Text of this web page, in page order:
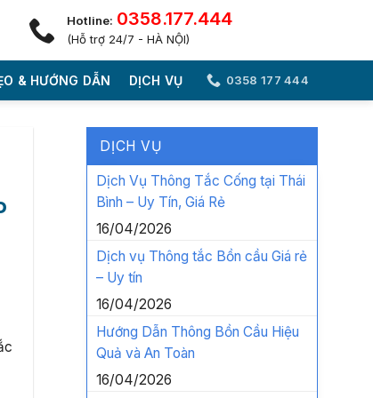
Hotline: 0358.177.444
(Hỗ trợ 24/7 - HÀ NỘI)
& HƯỚNG DẪN DỊCH VỤ 0358 177 444
DỊCH VỤ
Dịch Vụ Thông Tắc Cống tại Thái
Bình – Uy Tín, Giá Rẻ
16/04/2026
Dịch vụ Thông tắc Bồn cầu Giá rẻ
– Uy tín
16/04/2026
Hướng Dẫn Thông Bồn Cầu Hiệu
Quả và An Toàn
16/04/2026